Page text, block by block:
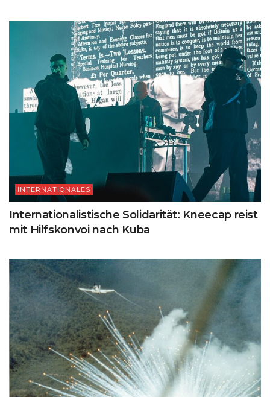
INTERNATIONALES
Internationalistische Solidarität: Kneecap reist
mit Hilfskonvoi nach Kuba